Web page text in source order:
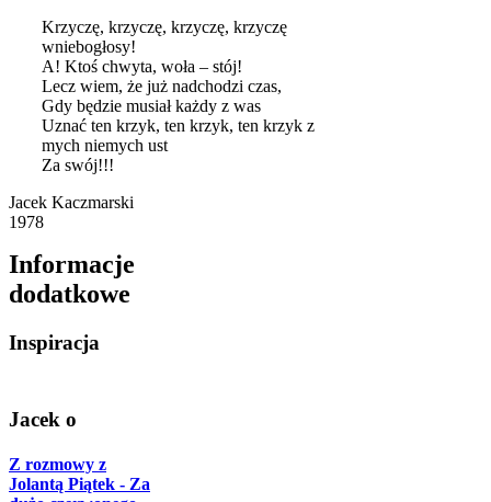
Krzyczę, krzyczę, krzyczę, krzyczę
wniebogłosy!
A! Ktoś chwyta, woła – stój!
Lecz wiem, że już nadchodzi czas,
Gdy będzie musiał każdy z was
Uznać ten krzyk, ten krzyk, ten krzyk z
mych niemych ust
Za swój!!!
Jacek Kaczmarski
1978
Informacje
dodatkowe
Inspiracja
Jacek o
Z rozmowy z
Jolantą Piątek - Za